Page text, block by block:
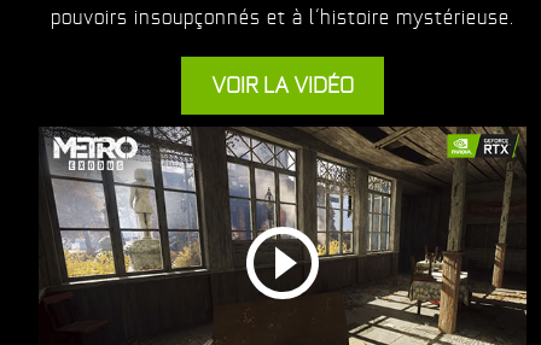
pouvoirs insoupçonnés et à l’histoire mystérieuse.
VOIR LA VIDÉO